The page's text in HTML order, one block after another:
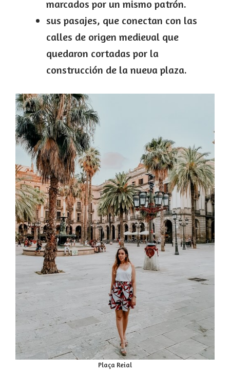
marcados por un mismo patrón.
sus pasajes, que conectan con las
calles de origen medieval que
quedaron cortadas por la
construcción de la nueva plaza.
Plaça Reial